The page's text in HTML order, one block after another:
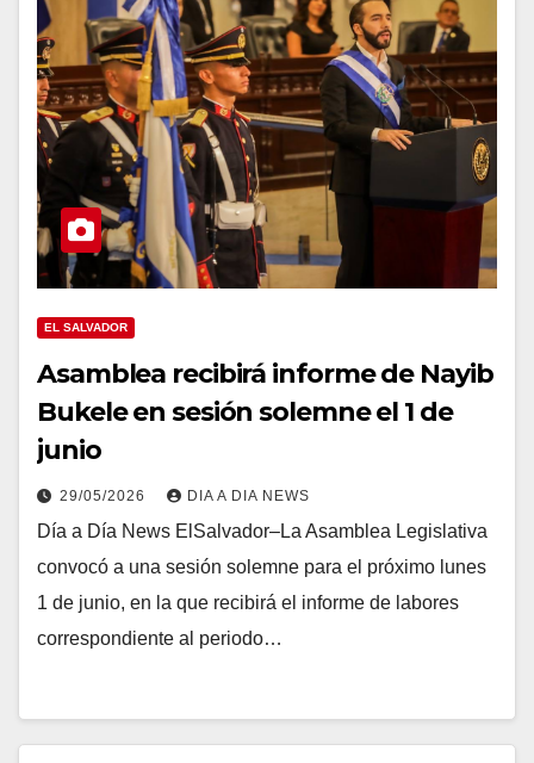
EL SALVADOR
Asamblea recibirá informe de Nayib
Bukele en sesión solemne el 1 de
junio
29/05/2026 DIA A DIA NEWS
Día a Día News ElSalvador–La Asamblea Legislativa
convocó a una sesión solemne para el próximo lunes
1 de junio, en la que recibirá el informe de labores
correspondiente al periodo…